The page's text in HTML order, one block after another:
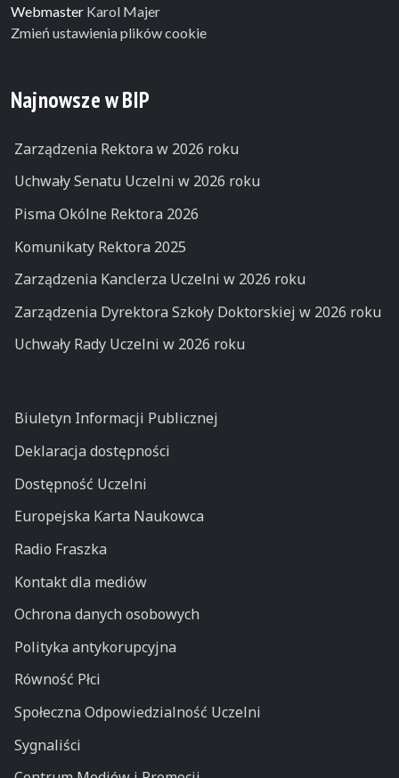
Webmaster Karol Majer
Zmień ustawienia plików cookie
Najnowsze w BIP
Zarządzenia Rektora w 2026 roku
Uchwały Senatu Uczelni w 2026 roku
Pisma Okólne Rektora 2026
Komunikaty Rektora 2025
Zarządzenia Kanclerza Uczelni w 2026 roku
Zarządzenia Dyrektora Szkoły Doktorskiej w 2026 roku
Uchwały Rady Uczelni w 2026 roku
Biuletyn Informacji Publicznej
Deklaracja dostępności
Dostępność Uczelni
Europejska Karta Naukowca
Radio Fraszka
Kontakt dla mediów
Ochrona danych osobowych
Polityka antykorupcyjna
Równość Płci
Społeczna Odpowiedzialność Uczelni
Sygnaliści